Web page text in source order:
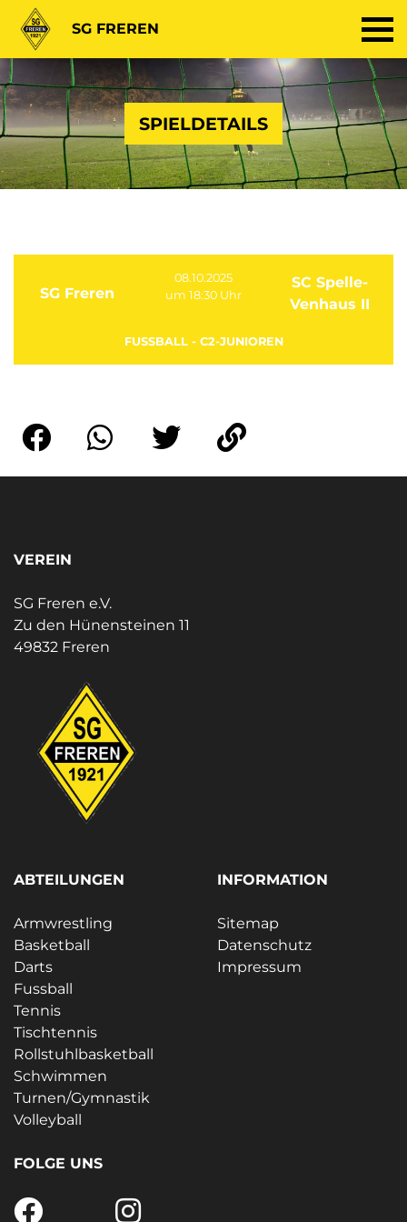
SG FREREN
SPIELDETAILS
SG Freren
08.10.2025
um 18:30 Uhr
SC Spelle-
Venhaus II
FUSSBALL - C2-JUNIOREN
VEREIN
SG Freren e.V.
Zu den Hünensteinen 11
49832 Freren
ABTEILUNGEN
Armwrestling
Basketball
Darts
Fussball
Tennis
Tischtennis
Rollstuhlbasketball
Schwimmen
Turnen/Gymnastik
Volleyball
INFORMATION
Sitemap
Datenschutz
Impressum
FOLGE UNS